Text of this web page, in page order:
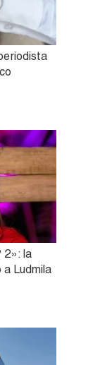
2»: la
a Ludmila